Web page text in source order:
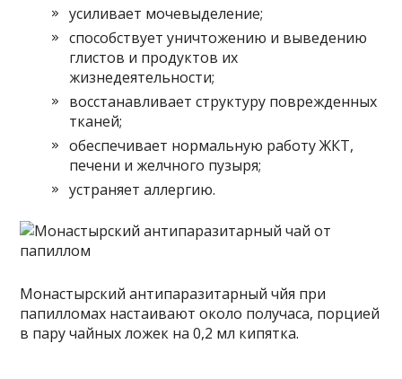
усиливает мочевыделение;
способствует уничтожению и выведению
глистов и продуктов их
жизнедеятельности;
восстанавливает структуру поврежденных
тканей;
обеспечивает нормальную работу ЖКТ,
печени и желчного пузыря;
устраняет аллергию.
Монастырский антипаразитарный чйя при
папилломах настаивают около получаса, порцией
в пару чайных ложек на 0,2 мл кипятка.